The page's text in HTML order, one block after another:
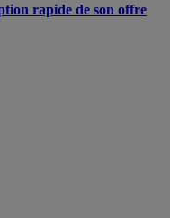
rapide de son offre